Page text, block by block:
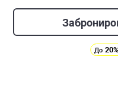
До 20%